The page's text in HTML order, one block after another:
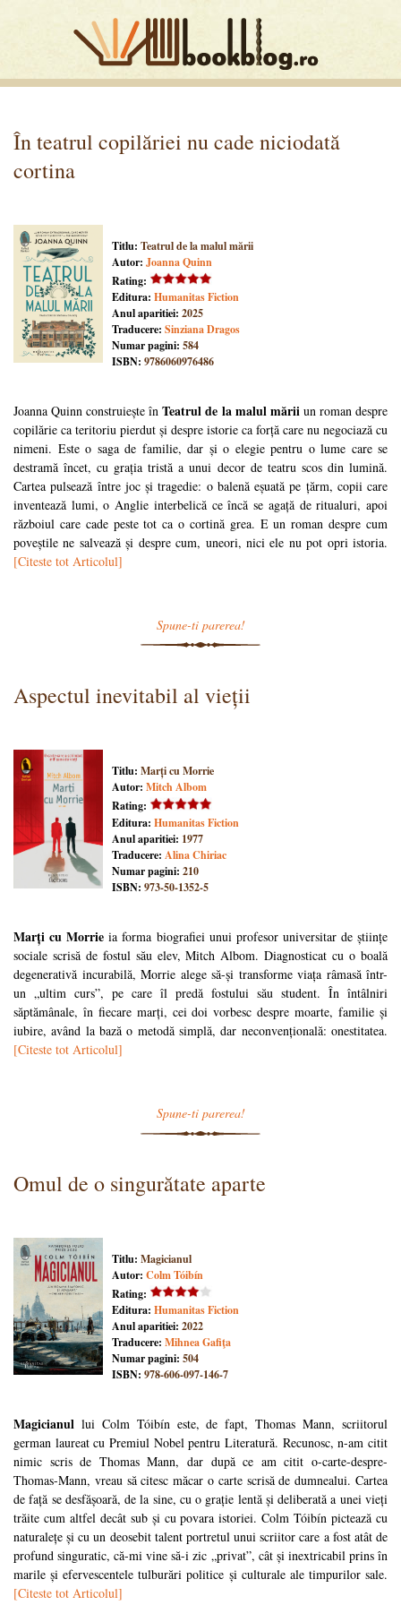
În teatrul copilăriei nu cade niciodată
cortina
Titlu: Teatrul de la malul mării
Autor: Joanna Quinn
Rating:
Editura: Humanitas Fiction
Anul aparitiei: 2025
Traducere: Sinziana Dragos
Numar pagini: 584
ISBN: 9786060976486
Joanna Quinn construiește înTeatrul de la malul măriiun roman despre
copilărie ca teritoriu pierdut și despre istorie ca forță care nu negociază cu
nimeni. Este o saga de familie, dar și o elegie pentru o lume care se
destramă încet, cu grația tristă a unui decor de teatru scos din lumină.
Cartea pulsează între joc și tragedie: o balenă eșuată pe țărm, copii care
inventează lumi, o Anglie interbelică ce încă se agață de ritualuri, apoi
războiul care cade peste tot ca o cortină grea. E un roman despre cum
poveștile ne salvează și despre cum, uneori, nici ele nu pot opri istoria.
[Citeste tot Articolul]
Spune-ti parerea!
Aspectul inevitabil al vieții
Titlu: Marți cu Morrie
Autor: Mitch Albom
Rating:
Editura: Humanitas Fiction
Anul aparitiei: 1977
Traducere: Alina Chiriac
Numar pagini: 210
ISBN: 973-50-1352-5
Marți cu Morrie ia forma biografiei unui profesor universitar de științe
sociale scrisă de fostul său elev, Mitch Albom. Diagnosticat cu o boală
degenerativă incurabilă, Morrie alege să-și transforme viața râmasă într-
un „ultim curs”, pe care îl predă fostului său student. În întâlniri
săptămânale, în fiecare marți, cei doi vorbesc despre moarte, familie și
iubire, având la bază o metodă simplă, dar neconvențională: onestitatea.
[Citeste tot Articolul]
Spune-ti parerea!
Omul de o singurătate aparte
Titlu: Magicianul
Autor: Colm Tóibín
Rating:
Editura: Humanitas Fiction
Anul aparitiei: 2022
Traducere: Mihnea Gafiţa
Numar pagini: 504
ISBN: 978-606-097-146-7
Magicianul lui Colm Tóibín este, de fapt, Thomas Mann, scriitorul
german laureat cu Premiul Nobel pentru Literatură. Recunosc, n-am citit
nimic scris de Thomas Mann, dar după ce am citit o-carte-despre-
Thomas-Mann, vreau să citesc măcar o carte scrisă de dumnealui. Cartea
de față se desfășoară, de la sine, cu o grație lentă și deliberată a unei vieți
trăite cum altfel decât sub și cu povara istoriei. Colm Tóibín pictează cu
naturalețe și cu un deosebit talent portretul unui scriitor care a fost atât de
profund singuratic, că-mi vine să-i zic „privat”, cât și inextricabil prins în
marile și efervescentele tulburări politice și culturale ale timpurilor sale.
[Citeste tot Articolul]